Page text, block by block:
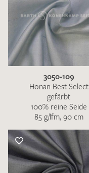
3050-109
Honan Best Select
gefärbt
100% reine Seide
85 g/lfm, 90 cm